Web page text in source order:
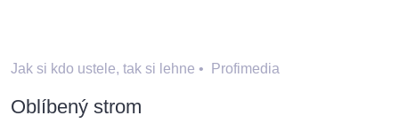
Jak si kdo ustele, tak si lehne • Profimedia
Oblíbený strom